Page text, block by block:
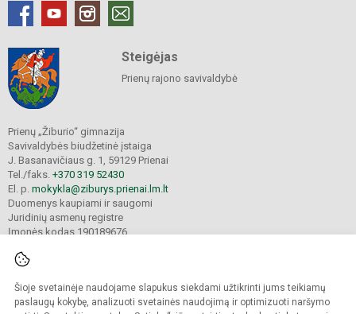
Šioje svetainėje naudojame slapukus siekdami užtikrinti jums teikiamų
paslaugų kokybę, analizuoti svetainės naudojimą ir optimizuoti naršymo
Steigėjas
Prienų rajono savivaldybė
Prienų „Žiburio“ gimnazija
Savivaldybės biudžetinė įstaiga
J. Basanavičiaus g. 1, 59129 Prienai
Tel./faks. +370 319 52430
El. p. mokykla@ziburys.prienai.lm.lt
Duomenys kaupiami ir saugomi
Juridinių asmenų registre
Įmonės kodas 190189676
© 2023 Prienų "Žiburio" gimnazija. Visos teisės saugomos.
Kopijuoti turinį be raštiško gimnazijos sutikimo griežtai draudžiama.